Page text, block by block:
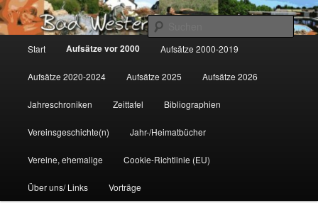
Zum
primären
Inhalt
springen
Gemeinsam für Bad Westernkotten
Start Aufsätze vor 2000 Aufsätze 2000-2019
Aufsätze 2020-2024 Aufsätze 2025 Aufsätze 2026
Jahreschroniken Zeittafel Bibliographien
Vereinsgeschichte(n) Jahr-/Heimatbücher
Vereine, ehemalige Cookie-Richtlinie (EU)
Über uns/ Links Vorträge